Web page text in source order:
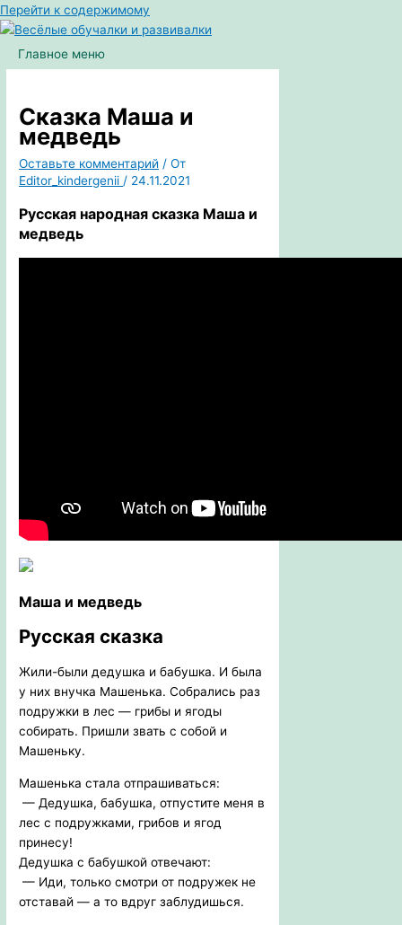
Перейти к содержимому
Главное меню
Сказка Маша и
медведь
Оставьте комментарий / От
Editor_kindergenii / 24.11.2021
Русская народная сказка Маша и
медведь
Маша и медведь
Русская сказка
Жили-были дедушка и бабушка. И была
у них внучка Машенька. Собрались раз
подружки в лес — грибы и ягоды
собирать. Пришли звать с собой и
Машеньку.
Машенька стала отпрашиваться:
— Дедушка, бабушка, отпустите меня в
лес с подружками, грибов и ягод
принесу!
Дедушка с бабушкой отвечают:
— Иди, только смотри от подружек не
отставай — а то вдруг заблудишься.